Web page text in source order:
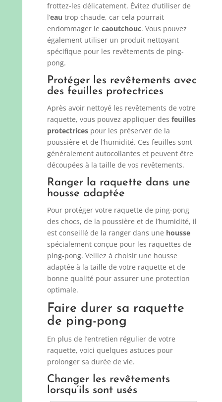
frottez-les délicatement. Évitez d’utiliser de
l’eau trop chaude, car cela pourrait
endommager le caoutchouc. Vous pouvez
également utiliser un produit nettoyant
spécifique pour les revêtements de ping-
pong.
Protéger les revêtements avec
des feuilles protectrices
Après avoir nettoyé les revêtements de votre
raquette, vous pouvez appliquer des feuilles
protectricespour les préserver de la
poussière et de l’humidité. Ces feuilles sont
généralement autocollantes et peuvent être
découpées à la taille de vos revêtements.
Ranger la raquette dans une
housse adaptée
Pour protéger votre raquette de ping-pong
des chocs, de la poussière et de l’humidité, il
est conseillé de la ranger dans une housse
spécialement conçue pour les raquettes de
ping-pong. Veillez à choisir une housse
adaptée à la taille de votre raquette et de
bonne qualité pour assurer une protection
optimale.
Faire durer sa raquette
de ping-pong
En plus de l’entretien régulier de votre
raquette, voici quelques astuces pour
prolonger sa durée de vie.
Changer les revêtements
lorsqu’ils sont usés